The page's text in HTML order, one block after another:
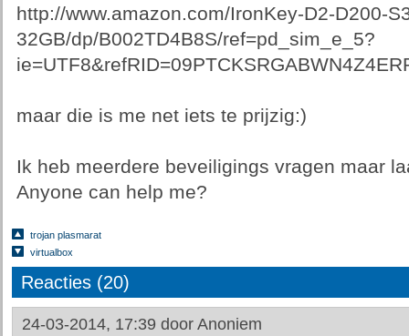
http://www.amazon.com/IronKey-D2-D200-
32GB/dp/B002TD4B8S/ref=pd_sim_e_5?
maar die is me net iets te prijzig:)
Ik heb meerdere beveiligings vragen maar
Anyone can help me?
trojan plasmarat
virtualbox
Reacties (20)
24-03-2014, 17:39 door Anoniem